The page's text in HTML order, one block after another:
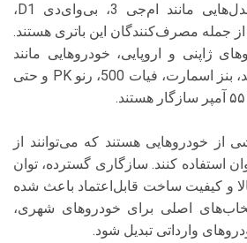
خودروهای چینی نیز مدل‌هایی مانند ام‌جی 3، بی‌وای‌دی D1،
بسترن B30 و فردا 511 از جمله مصرف‌کنندگان این باتری هستند.
ژاپنی و اروپایی، خودروهایی مانند
سوزوکی سوئیفت هیبرید، بنز اسمارت، فیات 500، رنو PK و حتی
از خودروهایی هستند که می‌توانند از
وان استفاده کنند. سازگاری گسترده، توان
و کیفیت ساخت قابل‌اعتماد باعث شده
اصلی برای خودروهای شهری،
وارداتی تبدیل شود.